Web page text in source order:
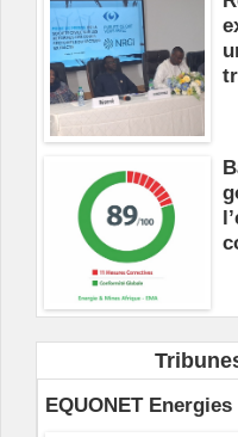
EQUONET